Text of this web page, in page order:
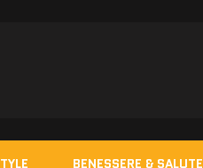
BENESSERE & SALUTE